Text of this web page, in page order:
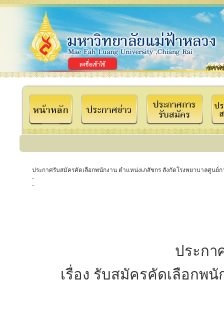
ประกาศรับสมัครคัดเลือกพนักงาน ตำแหน่งเภสัชกร สังกัดโรงพยาบาลศูน
-
-
ประกา
เรื่อง รับสมัครคัดเลือกพ